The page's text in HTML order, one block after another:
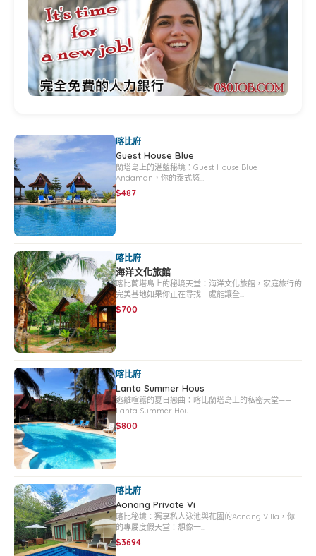
喀比府
Guest House Blue
蘭塔島上的湛藍秘境：Guest House Blue
Andaman，你的泰式悠…
$487
喀比府
海洋文化旅館
喀比蘭塔島上的秘境天堂：海洋文化旅館，家庭旅行的
完美基地如果你正在尋找一處能讓全…
$700
喀比府
Lanta Summer Hous
逃離喧囂的夏日戀曲：喀比蘭塔島上的私密天堂——
Lanta Summer Hou…
$800
喀比府
Aonang Private Vi
喀比秘境：獨享私人泳池與花園的Aonang Villa，你
的專屬度假天堂！想像一…
$3694